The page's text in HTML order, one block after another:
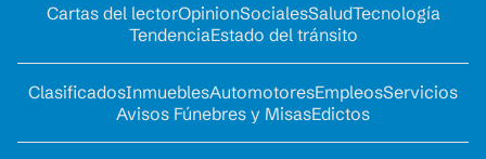
Cartas del lectorOpinionSocialesSaludTecnología
TendenciaEstado del tránsito
ClasificadosInmueblesAutomotoresEmpleosServicios
Avisos Fúnebres y MisasEdictos